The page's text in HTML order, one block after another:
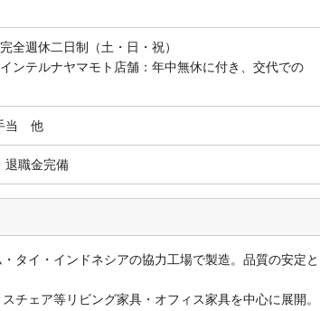
全週休二日制（土・日・祝）
ンテルナヤマモト店舗：年中無休に付き、交代での
当 他
退職金完備
タイ・インドネシアの協力工場で製造。品質の安定と
チェア等リビング家具・オフィス家具を中心に展開。